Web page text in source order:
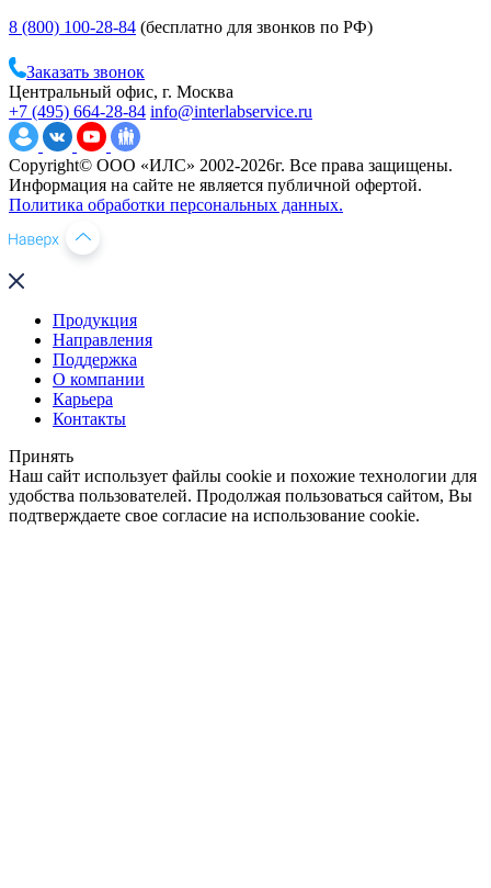
8 (800) 100-28-84 (бесплатно для звонков по РФ)
Заказать звонок
Центральный офис, г. Москва
+7 (495) 664-28-84 info@interlabservice.ru
Copyright© ООО «ИЛС» 2002-2026г. Все права защищены.
Информация на сайте не является публичной офертой.
Политика обработки персональных данных.
Продукция
Направления
Поддержка
О компании
Карьера
Контакты
Принять
Наш сайт использует файлы cookie и похожие технологии для
удобства пользователей. Продолжая пользоваться сайтом, Вы
подтверждаете свое согласие на использование cookie.